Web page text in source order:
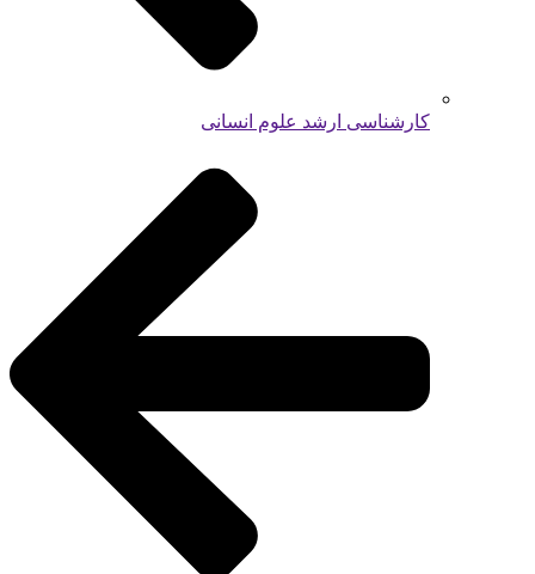
کارشناسی ارشد علوم انسانی